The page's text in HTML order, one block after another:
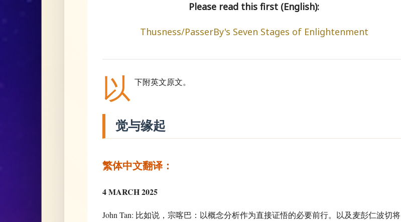
Please read this first (English):
Thusness/PasserBy's Seven Stages of Enlightenment
以 下附英文原文。
觉与缘起
繁体中文翻译：
4 MARCH 2025
John Tan: 比如说，宗喀巴：以概念分析作为直接证悟的必要前行。以及麦彭仁波切将